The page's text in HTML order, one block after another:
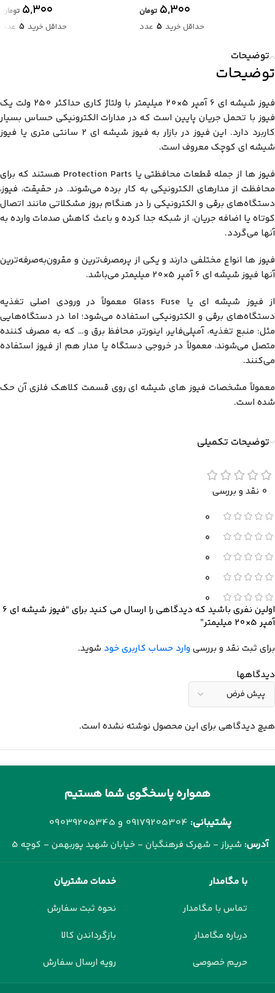
۵,۳۰۰ تومان
حداقل خرید 5 عدد
۵,۳۰۰ تومان
حداقل خرید 5 عدد
توضیحات
توضیحات
فیوز شیشه ای 6 آمپر 5×20 میلیمتر با ولتاژ کاری حداکثر 250 ولت یک
فیوز با تحمل جریان پایین است که در مدارات الکترونیکی حساس بسیار
کاربرد دارد. این فیوز در بازار به فیوز شیشه ای 2 سانتی متری یا فیوز
شیشه ای کوچک معروف است.
فیوز ها از جمله قطعات محافظتی یا Protection Parts هستند که برای
محافظت از مدارهای الکترونیکی به کار برده می‌شوند. در حقیقت، فیوز،
دستگاه‌های برقی و الکترونیکی را در هنگام بروز مشکلاتی مانند اتصال
کوتاه یا اضافه جریان، از شبکه جدا کرده و باعث کاهش صدمات وارده به
آنها می‌گردد.
فیوز ها انواع مختلفی دارند و یکی از پرمصرف‌ترین و مقرون‌به‌صرفه‌ترین
آنها فیوز شیشه ای 6 آمپر 5×20 میلیمتر می‌باشد.
از فیوز شیشه ای یا Glass Fuse معمولاً در ورودی اصلی تغذیه
دستگاه‌های برقی و الکترونیکی استفاده می‌شود؛ اما در دستگاه‌هایی
مثل: منبع تغذیه، آمپلی‌فایر، اینورتر، محافظ برق و… که به مصرف کننده
متصل می‌شوند، معمولاً در خروجی دستگاه یا مدار هم از فیوز استفاده
می‌کنند.
معمولاً مشخصات فیوز های شیشه ای روی قسمت کلاهک فلزی آن حک
شده است.
توضیحات تکمیلی
0 نقد و بررسی
0
0
0
0
0
دیدگاهها
هیچ دیدگاهی برای این محصول نوشته نشده است.
اولین نفری باشید که دیدگاهی را ارسال می کنید برای “فیوز شیشه ای 6
آمپر 5×20 میلیمتر”
برای ثبت نقد و بررسیوارد حساب کاربری خود شوید.
همواره پاسخگوی شما هستیم
پشتیبانی: 09179205304 و 09039205345
آدرس: شیراز - شهرک فرهنگیان - خیابان شهید پوربهمن - کوچه 5
با مگامدار
تماس با مگامدار
درباره مگامدار
حریم خصوصی
خدمات مشتریان
نحوه ثبت سفارش
بازگرداندن کالا
رویه ارسال سفارش